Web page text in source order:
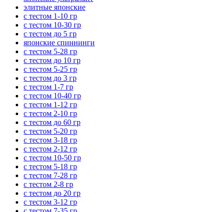
элитные японские
с тестом 1-10 гр
с тестом 10-30 гр
с тестом до 5 гр
японские спиннинги
с тестом 5-28 гр
с тестом до 10 гр
с тестом 5-25 гр
с тестом до 3 гр
с тестом 1-7 гр
с тестом 10-40 гр
с тестом 1-12 гр
с тестом 2-10 гр
с тестом до 60 гр
с тестом 5-20 гр
с тестом 3-18 гр
с тестом 2-12 гр
с тестом 10-50 гр
с тестом 5-18 гр
с тестом 7-28 гр
с тестом 2-8 гр
с тестом до 20 гр
с тестом 3-12 гр